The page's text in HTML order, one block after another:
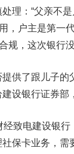
理：“父亲不
，户主是第一
规，这次银行没
了跟儿子的
设银行证券部
致电建设银行
保卡业务，需